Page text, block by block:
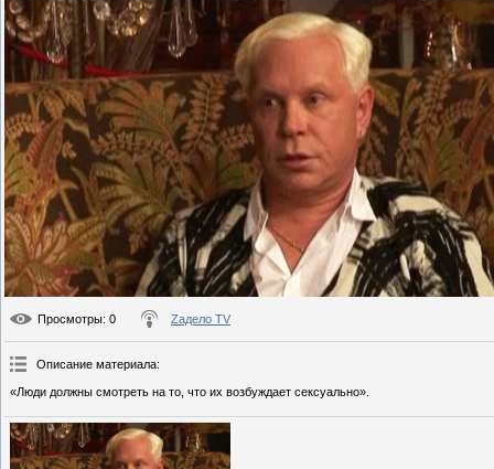
Просмотры: 0 Zадело TV
Описание материала:
«Люди должны смотреть на то, что их возбуждает сексуально».